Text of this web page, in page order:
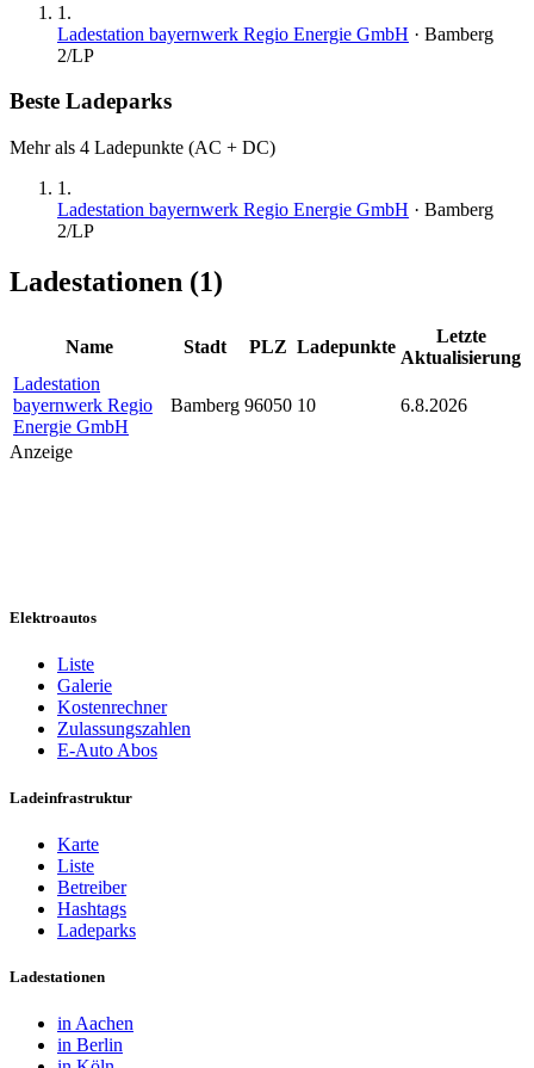
1 .
Ladestation bayernwerk Regio Energie GmbH · Bamberg
2/LP
Beste Ladeparks
Mehr als 4 Ladepunkte (AC + DC)
1 .
Ladestation bayernwerk Regio Energie GmbH · Bamberg
2/LP
Ladestationen (1)
Name Stadt PLZ Ladepunkte
Letzte
Aktualisierung
Ladestation
bayernwerk Regio
Energie GmbH
Bamberg 96050 10 6.8.2026
Anzeige
Elektroautos
Liste
Galerie
Kostenrechner
Zulassungszahlen
E-Auto Abos
Ladeinfrastruktur
Karte
Liste
Betreiber
Hashtags
Ladeparks
Ladestationen
in Aachen
in Berlin